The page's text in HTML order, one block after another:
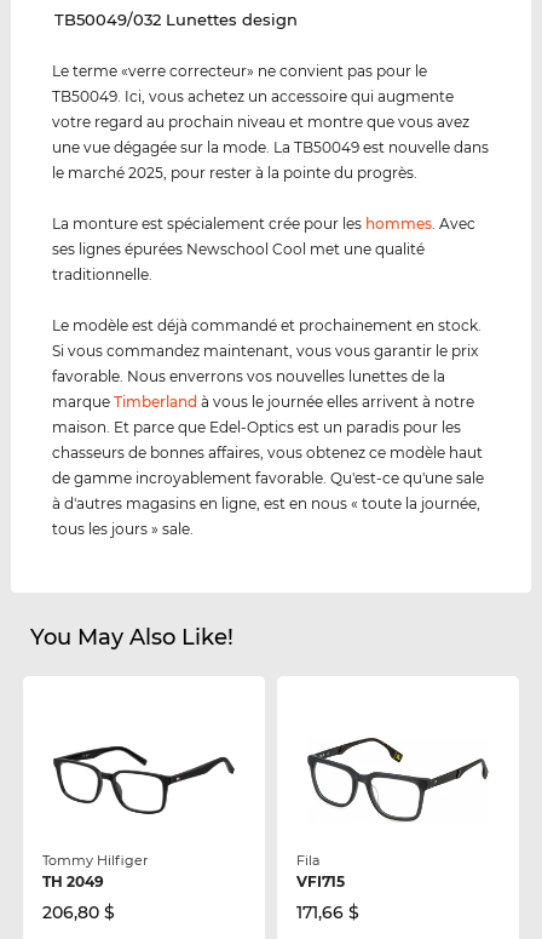
‌TB50049/032 Lunettes design
Le terme «verre correcteur» ne convient pas pour le
TB50049. Ici, vous achetez un accessoire qui augmente
votre regard au prochain niveau et montre que vous avez
une vue dégagée sur la mode. La TB50049 est nouvelle dans
le marché 2025, pour rester à la pointe du progrès.
La monture est spécialement crée pour les hommes . Avec
ses lignes épurées Newschool Cool met une qualité
traditionnelle.
Le modèle est déjà commandé et prochainement en stock.
Si vous commandez maintenant, vous vous garantir le prix
favorable. Nous enverrons vos nouvelles lunettes de la
marqueTimberland à vous le journée elles arrivent à notre
maison. Et parce que Edel-Optics est un paradis pour les
chasseurs de bonnes affaires, vous obtenez ce modèle haut
de gamme incroyablement favorable. Qu'est-ce qu'une sale
à d'autres magasins en ligne, est en nous « toute la journée,
tous les jours » sale.
You May Also Like!
Tommy Hilfiger
TH 2049
206,80 $
Fila
VFI715
171,66 $